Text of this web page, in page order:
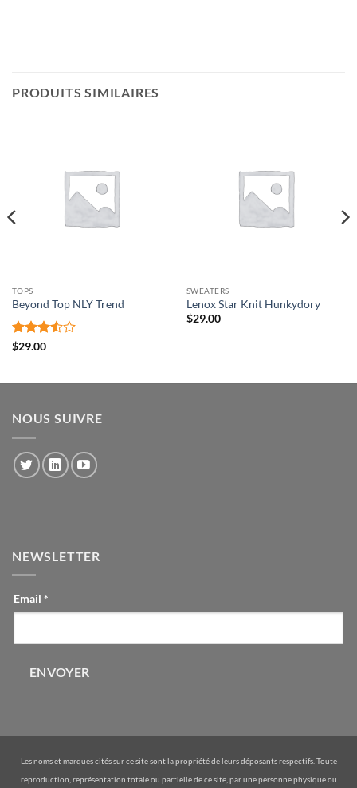
PRODUITS SIMILAIRES
TOPS
Beyond Top NLY Trend
Note
$29.00
SWEATERS
Lenox Star Knit Hunkydory
$29.00
NOUS SUIVRE
NEWSLETTER
CONTACT-
Email *
ENVOYER
Les noms et marques cités sur ce site sont la propriété de leurs déposants respectifs. Toute
reproduction, représentation totale ou partielle de ce site, par une personne physique ou